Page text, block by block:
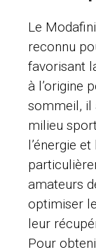
Le
reconnu
favorisant
à l’origine
sommeil, il
milieu
l’énergie
amateurs
optimiser
leur
Pour